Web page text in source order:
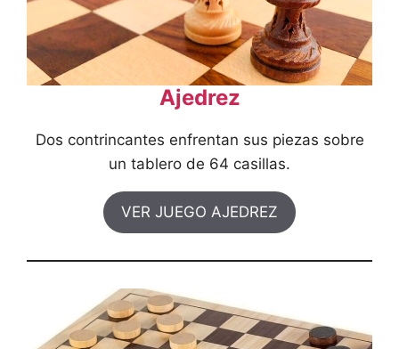
Ajedrez
Dos contrincantes enfrentan sus piezas sobre
un tablero de 64 casillas.
VER JUEGO AJEDREZ